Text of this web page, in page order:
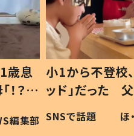
歳息
？」
編集部
小1から不登校
ッド」だった
作り続ける理
#令和の子
SNSで話題 ほ